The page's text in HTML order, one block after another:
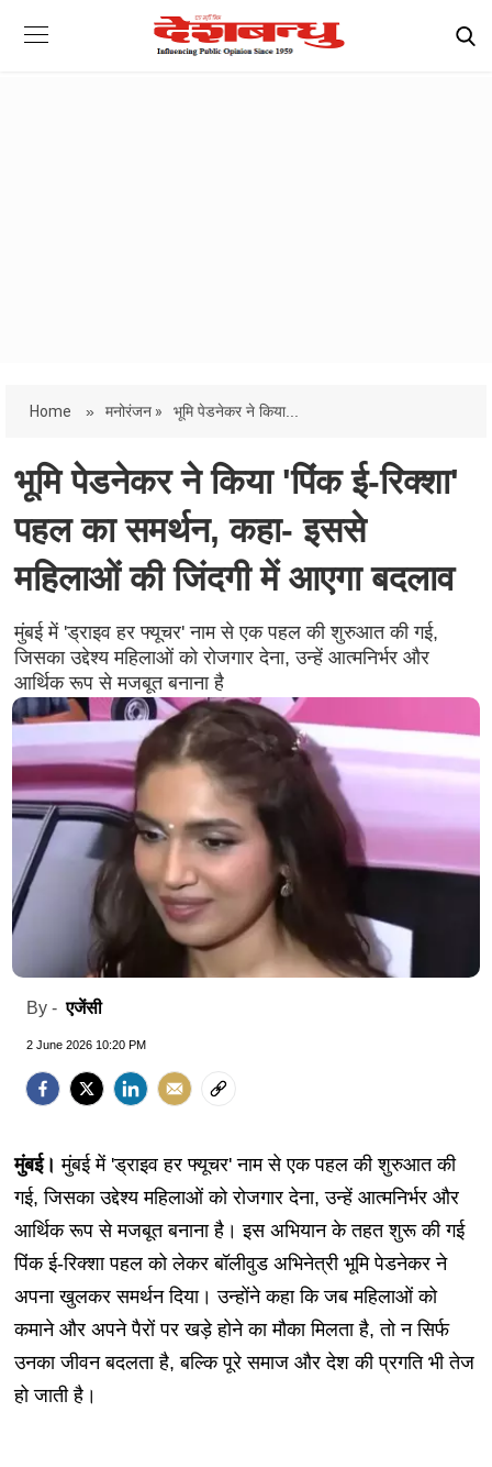
Home » मनोरंजन » भूमि पेडनेकर ने किया...
भूमि पेडनेकर ने किया 'पिंक ई-रिक्शा'
पहल का समर्थन, कहा- इससे
महिलाओं की जिंदगी में आएगा बदलाव
मुंबई में 'ड्राइव हर फ्यूचर' नाम से एक पहल की शुरुआत की गई,
जिसका उद्देश्य महिलाओं को रोजगार देना, उन्हें आत्मनिर्भर और
आर्थिक रूप से मजबूत बनाना है
By -एजेंसी
2 June 2026 10:20 PM
मुंबई। मुंबई में 'ड्राइव हर फ्यूचर' नाम से एक पहल की शुरुआत की
गई, जिसका उद्देश्य महिलाओं को रोजगार देना, उन्हें आत्मनिर्भर और
आर्थिक रूप से मजबूत बनाना है। इस अभियान के तहत शुरू की गई
पिंक ई-रिक्शा पहल को लेकर बॉलीवुड अभिनेत्री भूमि पेडनेकर ने
अपना खुलकर समर्थन दिया। उन्होंने कहा कि जब महिलाओं को
कमाने और अपने पैरों पर खड़े होने का मौका मिलता है, तो न सिर्फ
उनका जीवन बदलता है, बल्कि पूरे समाज और देश की प्रगति भी तेज
हो जाती है।